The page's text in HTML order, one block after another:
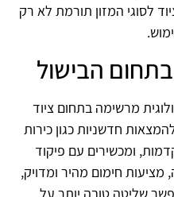
לסוגי המזון תורמת לא רק
הבישול
מרשימה בתחום ציוד
חדשניות כגון כירות
ומכשירים עם פיקוד
מציעות חימום מהיר ומדויק,